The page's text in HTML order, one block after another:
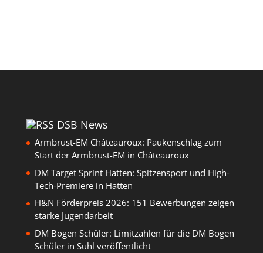
DSB News
Armbrust-EM Châteauroux: Paukenschlag zum
Start der Armbrust-EM in Châteauroux
DM Target Sprint Hatten: Spitzensport und High-
Tech-Premiere in Hatten
H&N Förderpreis 2026: 151 Bewerbungen zeigen
starke Jugendarbeit
DM Bogen Schüler: Limitzahlen für die DM Bogen
Schüler in Suhl veröffentlicht